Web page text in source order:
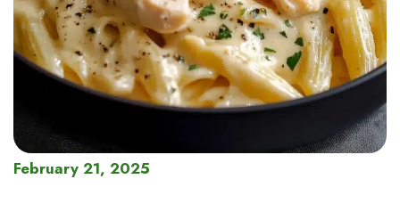
February 21, 2025